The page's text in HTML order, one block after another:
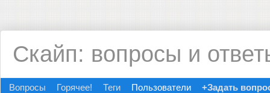
Скайп: вопросы и
Вопросы Горячее! Теги Пользователи +Задать